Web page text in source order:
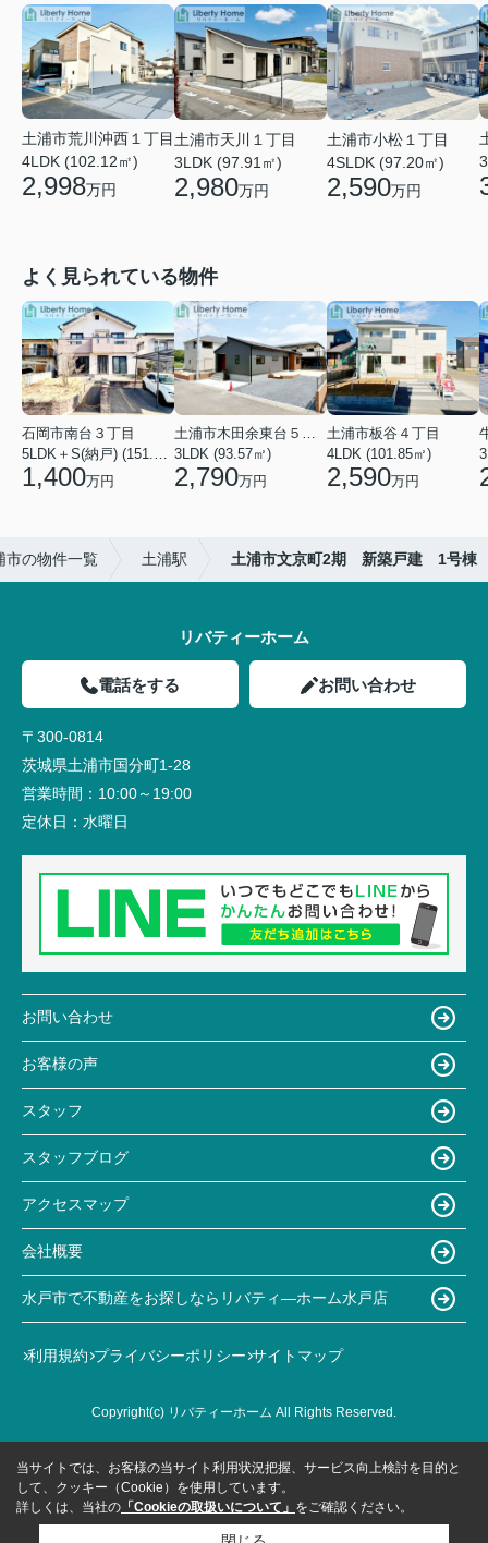
土浦市荒川沖西１丁目
4LDK (102.12㎡)
2,998万円
土浦市天川１丁目
3LDK (97.91㎡)
2,980万円
土浦市小松１丁目
4SLDK (97.20㎡)
2,590万円
よく見られている物件
石岡市南台３丁目
1,400万円
3LDK (93.57㎡)
2,790万円
土浦市板谷４丁目
4LDK (101.85㎡)
2,590万円
市の物件一覧 土浦駅 土浦市文京町2期 新築戸建 1号棟
リバティーホーム
電話をする お問い合わせ
〒300-0814
茨城県土浦市国分町1-28
営業時間： 10:00～19:00
定休日： 水曜日
お問い合わせ
お客様の声
スタッフ
スタッフブログ
アクセスマップ
会社概要
水戸市で不動産をお探しならリバティ―ホーム水戸店
利用規約 プライバシーポリシー サイトマップ
Copyright(c) リバティーホーム All Rights Reserved.
当サイトでは、お客様の当サイト利用状況把握、サービス向上検討を目的と
して、クッキー（Cookie）を使用しています。
詳しくは、当社の 「Cookieの取扱いについて」 をご確認ください。